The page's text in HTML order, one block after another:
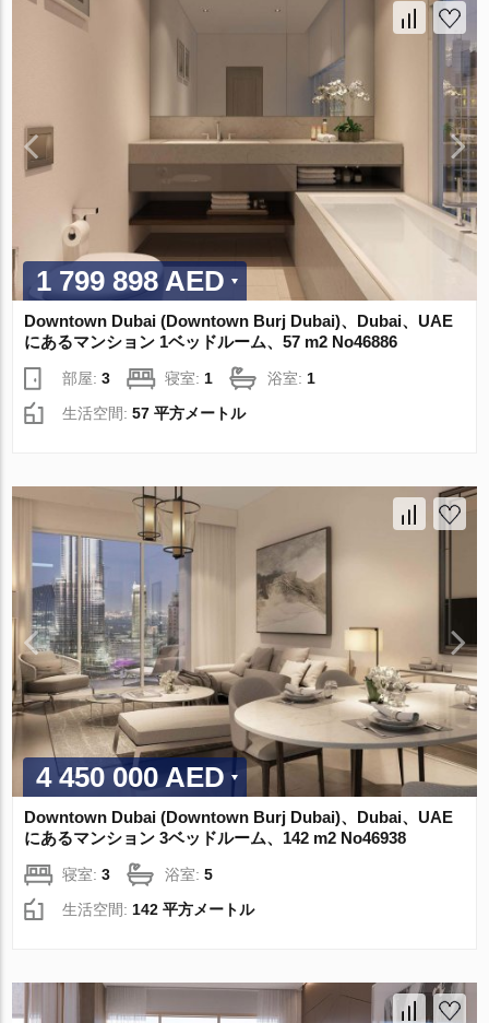
1 799 898 AED
Downtown Dubai (Downtown Burj Dubai)、Dubai、UAE
にあるマンション 1ベッドルーム、57 m2 No46886
部屋:3 寝室: 1 浴室: 1
生活空間:57 平方メートル
4 450 000 AED
Downtown Dubai (Downtown Burj Dubai)、Dubai、UAE
にあるマンション 3ベッドルーム、142 m2 No46938
寝室:3 浴室:5
生活空間: 142 平方メートル